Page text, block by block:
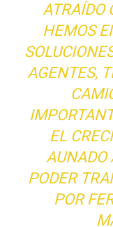
ATRAÍDO
HEMOS
AGENTES,
EL
AUNADO
PODER
POR